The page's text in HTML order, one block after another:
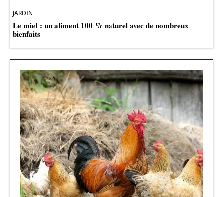
JARDIN
Le miel : un aliment 100 % naturel avec de nombreux
bienfaits